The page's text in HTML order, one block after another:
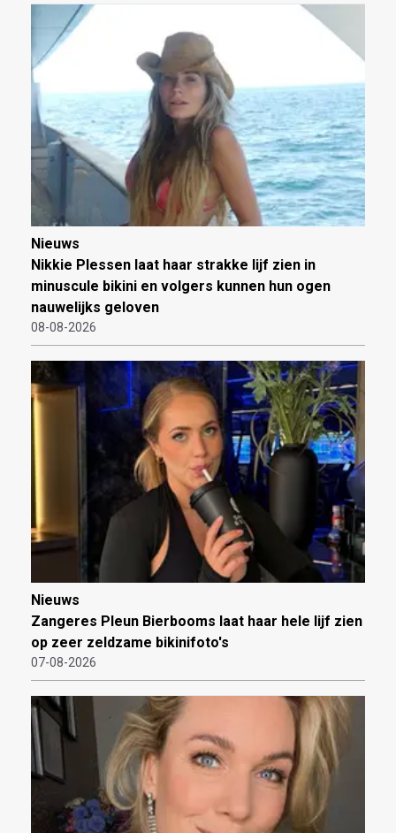
Nieuws
Nikkie Plessen laat haar strakke lijf zien in
minuscule bikini en volgers kunnen hun ogen
nauwelijks geloven
08-08-2026
Nieuws
Zangeres Pleun Bierbooms laat haar hele lijf zien
op zeer zeldzame bikinifoto's
07-08-2026